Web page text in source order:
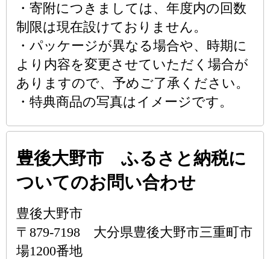
・寄附につきましては、年度内の回数
制限は現在設けておりません。
・パッケージが異なる場合や、時期に
より内容を変更させていただく場合が
ありますので、予めご了承ください。
・特典商品の写真はイメージです。
豊後大野市 ふるさと納税に
ついてのお問い合わせ
豊後大野市
〒879-7198 大分県豊後大野市三重町市
場1200番地